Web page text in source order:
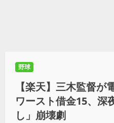
野球
【楽天】三木監督
ワースト借金15、深
し」崩壊劇